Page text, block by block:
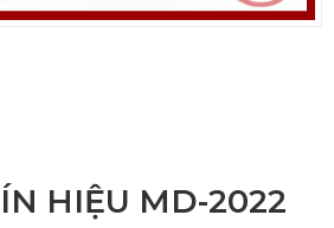
HIỆU MD-2022